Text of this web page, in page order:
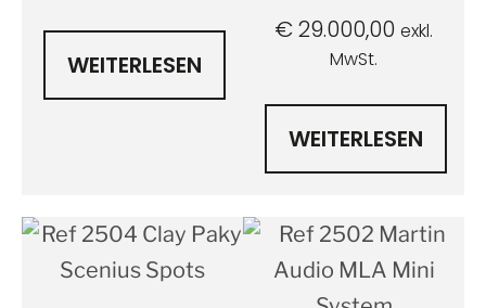
WEITERLESEN
€29.000,00 exkl.
MwSt.
WEITERLESEN